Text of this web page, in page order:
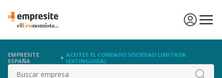
EMPRESITE
ESPAÑA
ACEITES EL CONDADO SOCIEDAD LIMITADA
(EXTINGUIDA)
Buscar